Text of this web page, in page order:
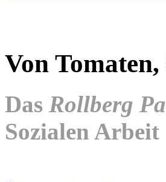
Von
Das Rollberg
Sozialen Arbeit